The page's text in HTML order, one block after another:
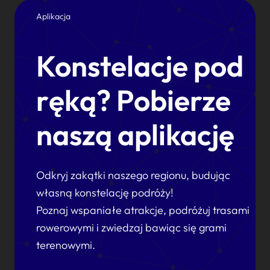
Aplikacja
Konstelacje pod
ręką? Pobierze
naszą aplikację
Odkryj zakątki naszego regionu, budując
własną konstelację podróży!
Poznaj wspaniałe atrakcje, podróżuj trasami
rowerowymi i zwiedzaj bawiąc się grami
terenowymi.